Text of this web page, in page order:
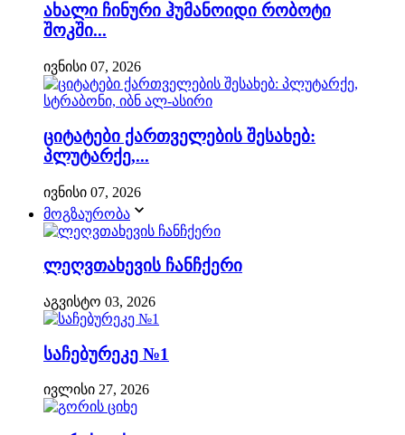
ახალი ჩინური ჰუმანოიდი რობოტი
შოკში...
ივნისი 07, 2026
ციტატები ქართველების შესახებ:
პლუტარქე,...
ივნისი 07, 2026
მოგზაურობა
ლეღვთახევის ჩანჩქერი
აგვისტო 03, 2026
საჩებურეკე №1
ივლისი 27, 2026